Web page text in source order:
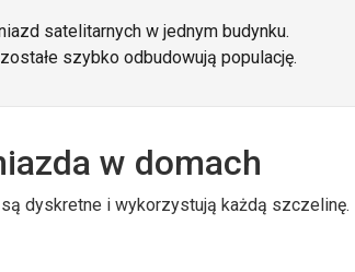
satelitarnych w jednym budynku.
szybko odbudowują populację.
w domach
dyskretne i wykorzystują każdą szczelinę.